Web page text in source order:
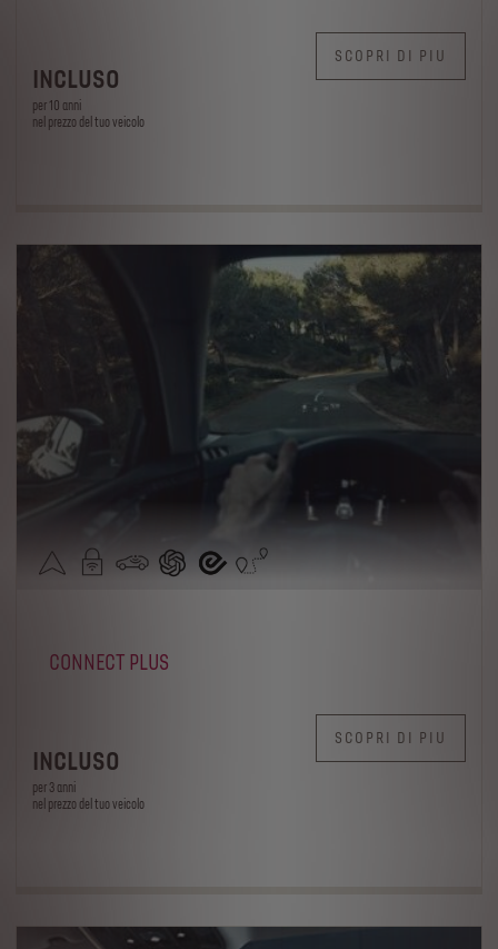
INCLUSO
per 10 anni
nel prezzo del tuo veicolo
SCOPRI DI PIU
CONNECT PLUS
INCLUSO
per 3 anni
nel prezzo del tuo veicolo
SCOPRI DI PIU